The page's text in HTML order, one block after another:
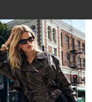
previous page
next page